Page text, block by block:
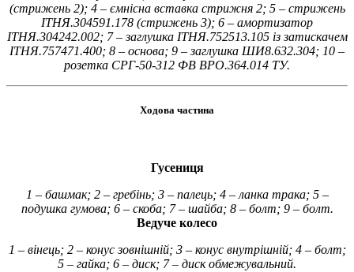
(стрижень 2); 4 – ємнісна вставка стрижня 2; 5 – стрижень
ІТНЯ.304591.178 (стрижень 3); 6 – амортизатор
ІТНЯ.304242.002; 7 – заглушка ІТНЯ.752513.105 із затискачем
ІТНЯ.757471.400; 8 – основа; 9 – заглушка ШИ8.632.304; 10 –
розетка СРГ-50-312 ФВ ВРО.364.014 ТУ.
Ходова частина
Гусениця
1 – башмак; 2 – гребінь; 3 – палець; 4 – ланка трака; 5 –
подушка гумова; 6 – скоба; 7 – шайба; 8 – болт; 9 – болт.
Ведуче колесо
1 – вінець; 2 – конус зовнішній; 3 – конус внутрішній; 4 – болт;
5 – гайка; 6 – диск; 7 – диск обмежувальний.